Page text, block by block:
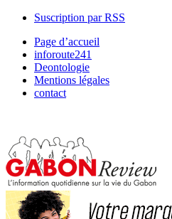
Suscription par RSS
Page d’accueil
inforoute241
Deontologie
Mentions légales
contact